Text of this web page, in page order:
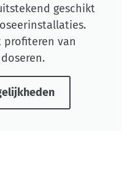
geschikt
profiteren van